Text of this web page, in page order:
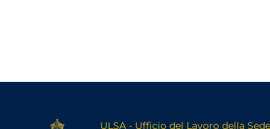
ULSA - Ufficio del Lavoro della